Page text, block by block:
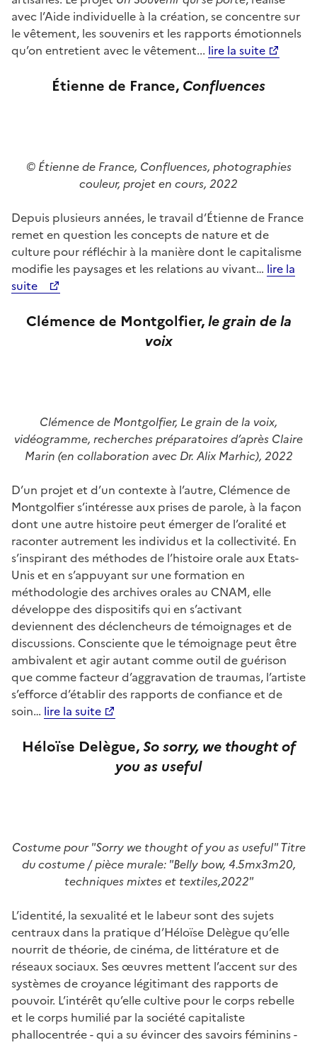
avec l’Aide individuelle à la création, se concentre sur
le vêtement, les souvenirs et les rapports émotionnels
qu’on entretient avec le vêtement... lire la suite
Étienne de France, Confluences
© Étienne de France, Confluences, photographies
couleur, projet en cours, 2022
Depuis plusieurs années, le travail d’Étienne de France
remet en question les concepts de nature et de
culture pour réfléchir à la manière dont le capitalisme
modifie les paysages et les relations au vivant… lire la
suite
Clémence de Montgolfier,le grain de la
voix
Clémence de Montgolfier, Le grain de la voix,
vidéogramme, recherches préparatoires d’après Claire
Marin (en collaboration avec Dr. Alix Marhic), 2022
D’un projet et d’un contexte à l’autre, Clémence de
Montgolfier s’intéresse aux prises de parole, à la façon
dont une autre histoire peut émerger de l’oralité et
raconter autrement les individus et la collectivité. En
s’inspirant des méthodes de l’histoire orale aux Etats-
Unis et en s’appuyant sur une formation en
méthodologie des archives orales au CNAM, elle
développe des dispositifs qui en s’activant
deviennent des déclencheurs de témoignages et de
discussions. Consciente que le témoignage peut être
ambivalent et agir autant comme outil de guérison
que comme facteur d’aggravation de traumas, l’artiste
s’efforce d’établir des rapports de confiance et de
soin… lire la suite
Héloïse Delègue,So sorry, we thought of
you as useful
Costume pour "Sorry we thought of you as useful" Titre
du costume / pièce murale: "Belly bow, 4.5mx3m20,
techniques mixtes et textiles,2022"
L’identité, la sexualité et le labeur sont des sujets
centraux dans la pratique d’Héloïse Delègue qu’elle
nourrit de théorie, de cinéma, de littérature et de
réseaux sociaux. Ses œuvres mettent l’accent sur des
systèmes de croyance légitimant des rapports de
pouvoir. L’intérêt qu’elle cultive pour le corps rebelle
et le corps humilié par la société capitaliste
phallocentrée - qui a su évincer des savoirs féminins -